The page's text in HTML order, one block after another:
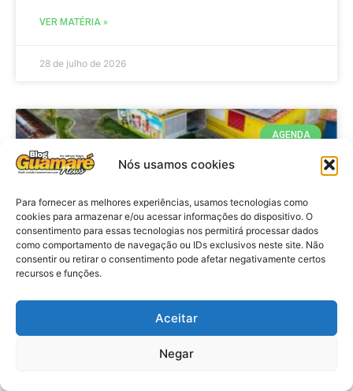
Nós usamos cookies
Para fornecer as melhores experiências, usamos tecnologias como
cookies para armazenar e/ou acessar informações do dispositivo. O
consentimento para essas tecnologias nos permitirá processar dados
como comportamento de navegação ou IDs exclusivos neste site. Não
consentir ou retirar o consentimento pode afetar negativamente certos
recursos e funções.
Aceitar
Negar
VER MATÉRIA »
28 de julho de 2026
AGENDA
Agenda: 10ª Mostra Pedagógica
da Casa Durval Paiva acontecerá
nesta quarta-feira (29)